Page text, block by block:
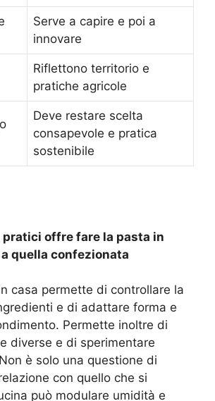
Serve a capire e poi a
innovare
Riflettono territorio e
pratiche agricole
Deve restare scelta
consapevole e pratica
sostenibile
pratici offre fare la pasta in
quella confezionata
casa permette di controllare la
e di adattare forma e
Permette inoltre di
diverse e di sperimentare
è solo una questione di
con quello che si
può modulare umidità e